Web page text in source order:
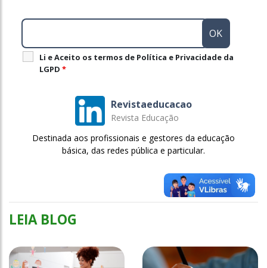
Li e Aceito os termos de Política e Privacidade da
LGPD *
Revistaeducacao
Revista Educação
Destinada aos profissionais e gestores da educação
básica, das redes pública e particular.
LEIA BLOG